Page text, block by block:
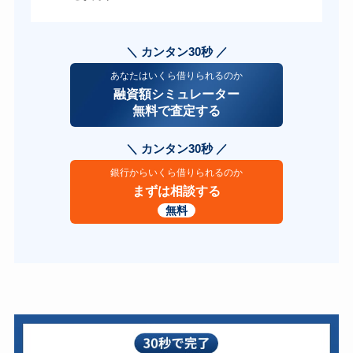
＼ カンタン30秒 ／
あなたはいくら借りられるのか
融資額シミュレーター
無料で査定する
＼ カンタン30秒 ／
銀行からいくら借りられるのか
まずは相談する
無料